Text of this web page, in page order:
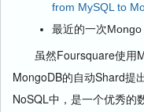
from MySQL to
最近的一次
虽然Foursquare使用
MongoDB的自动Shard提
NoSQL中，是一个优秀的